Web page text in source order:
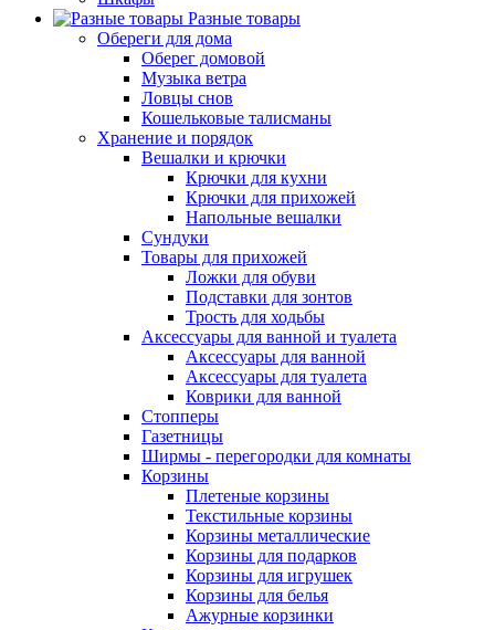
Разные товары
Обереги для дома
Оберег домовой
Музыка ветра
Ловцы снов
Кошельковые талисманы
Хранение и порядок
Вешалки и крючки
Крючки для кухни
Крючки для прихожей
Напольные вешалки
Сундуки
Товары для прихожей
Ложки для обуви
Подставки для зонтов
Трость для ходьбы
Аксессуары для ванной и туалета
Аксессуары для ванной
Аксессуары для туалета
Коврики для ванной
Стопперы
Газетницы
Ширмы - перегородки для комнаты
Корзины
Плетеные корзины
Текстильные корзины
Корзины металлические
Корзины для подарков
Корзины для игрушек
Корзины для белья
Ажурные корзинки